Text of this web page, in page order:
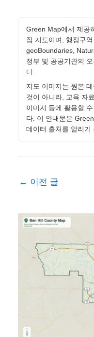
Green Map에서 제공
집 지도이며, 행정구
geoBoundaries,
정부 및 공공기관의
다.
지도 이미지는 원본
것이 아니라, 교육 자
이미지 등에 활용할
다. 이 안내문은
데이터 출처를 알리기
← 이전 글